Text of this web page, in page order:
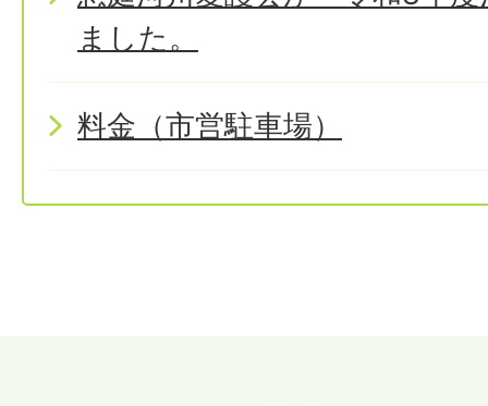
ました。
料金（市営駐車場）